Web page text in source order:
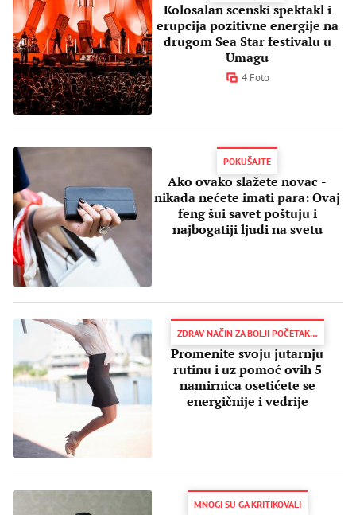
Kolosalan scenski spektakl i
erupcija pozitivne energije na
drugom Sea Star festivalu u
Umagu
4 Foto
POKUŠAJTE
Ako ovako slažete novac -
nikada nećete imati para: Ovaj
feng šui savet poštuju i
najbogatiji ljudi na svetu
ZDRAV NAČIN ZA BOLJI POČETAK DANA
Promenite svoju jutarnju
rutinu i uz pomoć ovih 5
namirnica osetićete se
energičnije i vedrije
MNOGI SU GA KRITIKOVALI